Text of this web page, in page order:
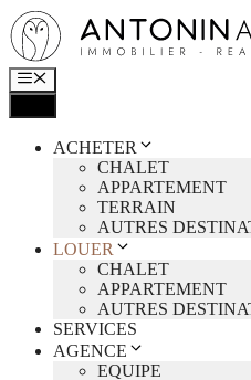
Aller
au
contenu
MENU
ACHETER
CHALET
APPARTEMENT
TERRAIN
AUTRES
LOUER
CHALET
APPARTEMENT
AUTRES
SERVICES
AGENCE
EQUIPE